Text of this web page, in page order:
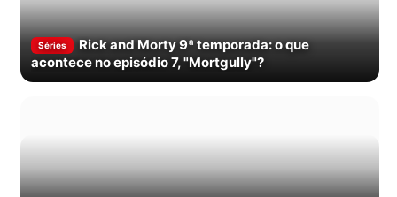
Séries
Rick and Morty 9ª temporada: o que
acontece no episódio 7, "Mortgully"?